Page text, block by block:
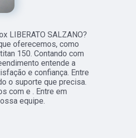
LIBERATO SALZANO?
oferecemos, como
150. Contando com
entende a
e confiança. Entre
o suporte que precisa.
com e . Entre em
equipe.